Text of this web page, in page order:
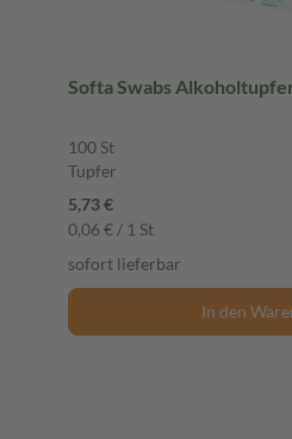
Softa Swabs
100 St
Tupfer
5,73 €
0,06 € / 1 St
sofort lieferbar
In den